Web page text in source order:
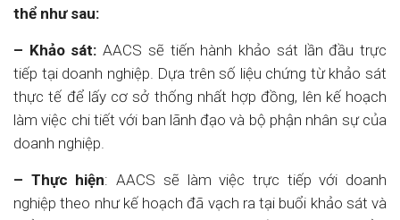
thể như sau:
– Khảo sát: AACS sẽ tiến hành khảo sát lần đầu trực
tiếp tại doanh nghiệp. Dựa trên số liệu chứng từ khảo sát
thực tế để lấy cơ sở thống nhất hợp đồng, lên kế hoạch
làm việc chi tiết với ban lãnh đạo và bộ phận nhân sự của
doanh nghiệp.
– Thực hiện: AACS sẽ làm việc trực tiếp với doanh
nghiệp theo như kế hoạch đã vạch ra tại buổi khảo sát và